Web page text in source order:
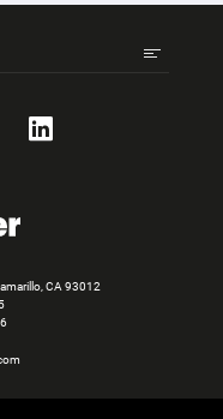
LinkedIn
CA 93012